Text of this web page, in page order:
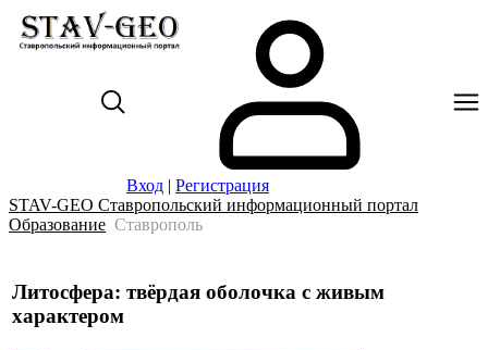
Вход | Регистрация
STAV-GEO Ставропольский информационный портал
Образование Ставрополь
Литосфера: твёрдая оболочка с живым
характером